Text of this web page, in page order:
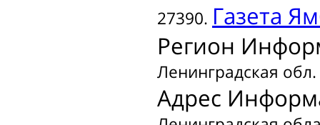
27390. Газета
Регион
Ленинградская обл.
Адрес